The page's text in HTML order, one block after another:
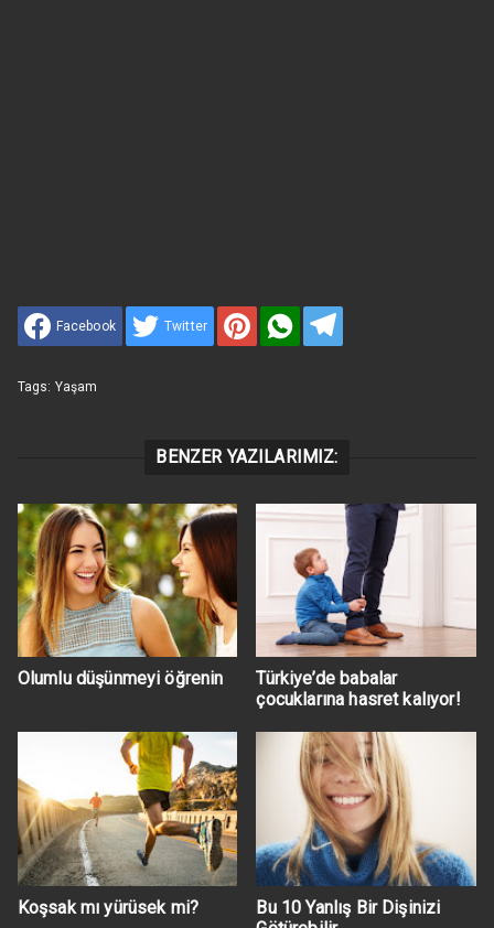
Facebook Twitter
Tags: Yaşam
BENZER YAZILARIMIZ:
Olumlu düşünmeyi öğrenin
Türkiye’de babalar
çocuklarına hasret kalıyor!
Koşsak mı yürüsek mi?
Bu 10 Yanlış Bir Dişinizi